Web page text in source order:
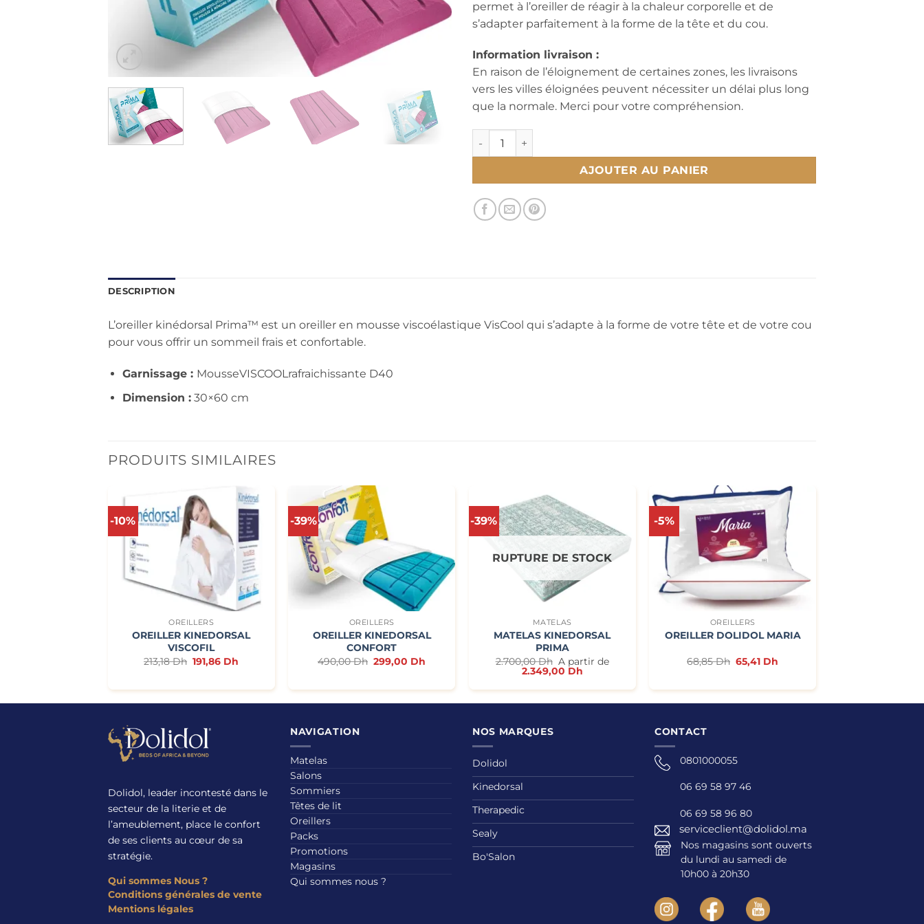
permet à l’oreiller de réagir à la chaleur corporelle et de
s’adapter parfaitement à la forme de la tête et du cou.
Information livraison :
En raison de l’éloignement de certaines zones, les livraisons
vers les villes éloignées peuvent nécessiter un délai plus long
que la normale. Merci pour votre compréhension.
quantité de Oreiller KINEDORSAL PRIMA
AJOUTER AU PANIER
DESCRIPTION
L’oreiller kinédorsal Prima™ est un oreiller en mousse viscoélastique VisCool qui s’adapte à la forme de votre tête et de votre cou
pour vous offrir un sommeil frais et confortable.
Garnissage : MousseVISCOOLrafraichissante D40
Dimension :30×60 cm
PRODUITS SIMILAIRES
-10%
OREILLERS
OREILLER KINEDORSAL
VISCOFIL
213,18Dh Le
prix
était :
191,86 Dh
est :
-39%
+
OREILLERS
OREILLER KINEDORSAL
CONFORT
490,00Dh Le
était :
299,00 Dh
est :
-39%
RUPTURE DE STOCK
MATELAS
MATELAS KINEDORSAL
PRIMA
2.700,00Dh A partir de
2.349,00 Dh
-5%
OREILLERS
OREILLER DOLIDOL MARIA
68,85Dh Le
prix
était :
65,41 Dh
est :
Dolidol, leader incontesté dans le
secteur de la literie et de
l’ameublement, place le confort
de ses clients au cœur de sa
stratégie.
Qui sommes Nous ?
Conditions générales de vente
Mentions légales
NAVIGATION
Matelas
Salons
Sommiers
Têtes de lit
Oreillers
Packs
Promotions
Magasins
Qui sommes nous ?
NOS MARQUES
Dolidol
Kinedorsal
Therapedic
Sealy
Bo'Salon
CONTACT
0801000055
06 69 58 97 46
06 69 58 96 80
serviceclient@dolidol.ma
Nos magasins sont ouverts
du lundi au samedi de
10h00 à 20h30